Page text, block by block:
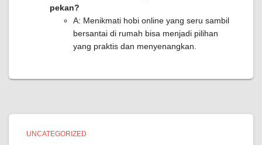
pekan?
A: Menikmati hobi online yang seru sambil
bersantai di rumah bisa menjadi pilihan
yang praktis dan menyenangkan.
UNCATEGORIZED